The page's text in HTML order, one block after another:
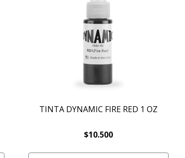
TINTA DYNAMIC FIRE RED 1 OZ
$10.500